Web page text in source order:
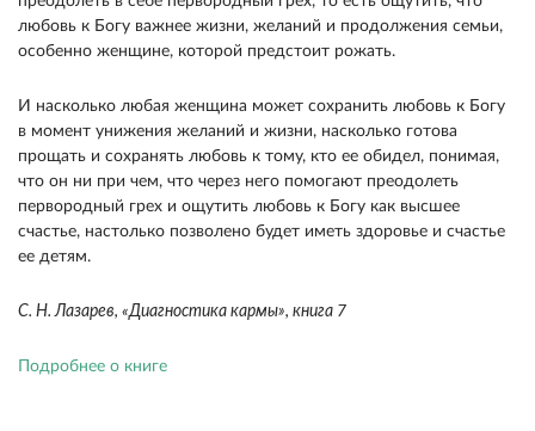
любовь к Богу важнее жизни, жела­ний и продолжения семьи,
особенно женщине, ко­торой предстоит рожать.
И насколько любая жен­щина может сохранить любовь к Богу
в момент унижения желаний и жизни, насколько готова
прощать и сохранять любовь к тому, кто ее оби­дел, понимая,
что он ни при чем, что через него помогают преодолеть
первородный грех и ощутить любовь к Богу как высшее
счастье, настолько по­зволено будет иметь здоровье и счастье
ее детям.
С. Н. Лазарев, «Диагностика кармы», книга 7
Подробнее о книге